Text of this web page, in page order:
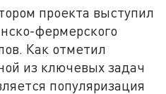
проекта выступил
фермерского
Как отметил
из ключевых задач
популяризация